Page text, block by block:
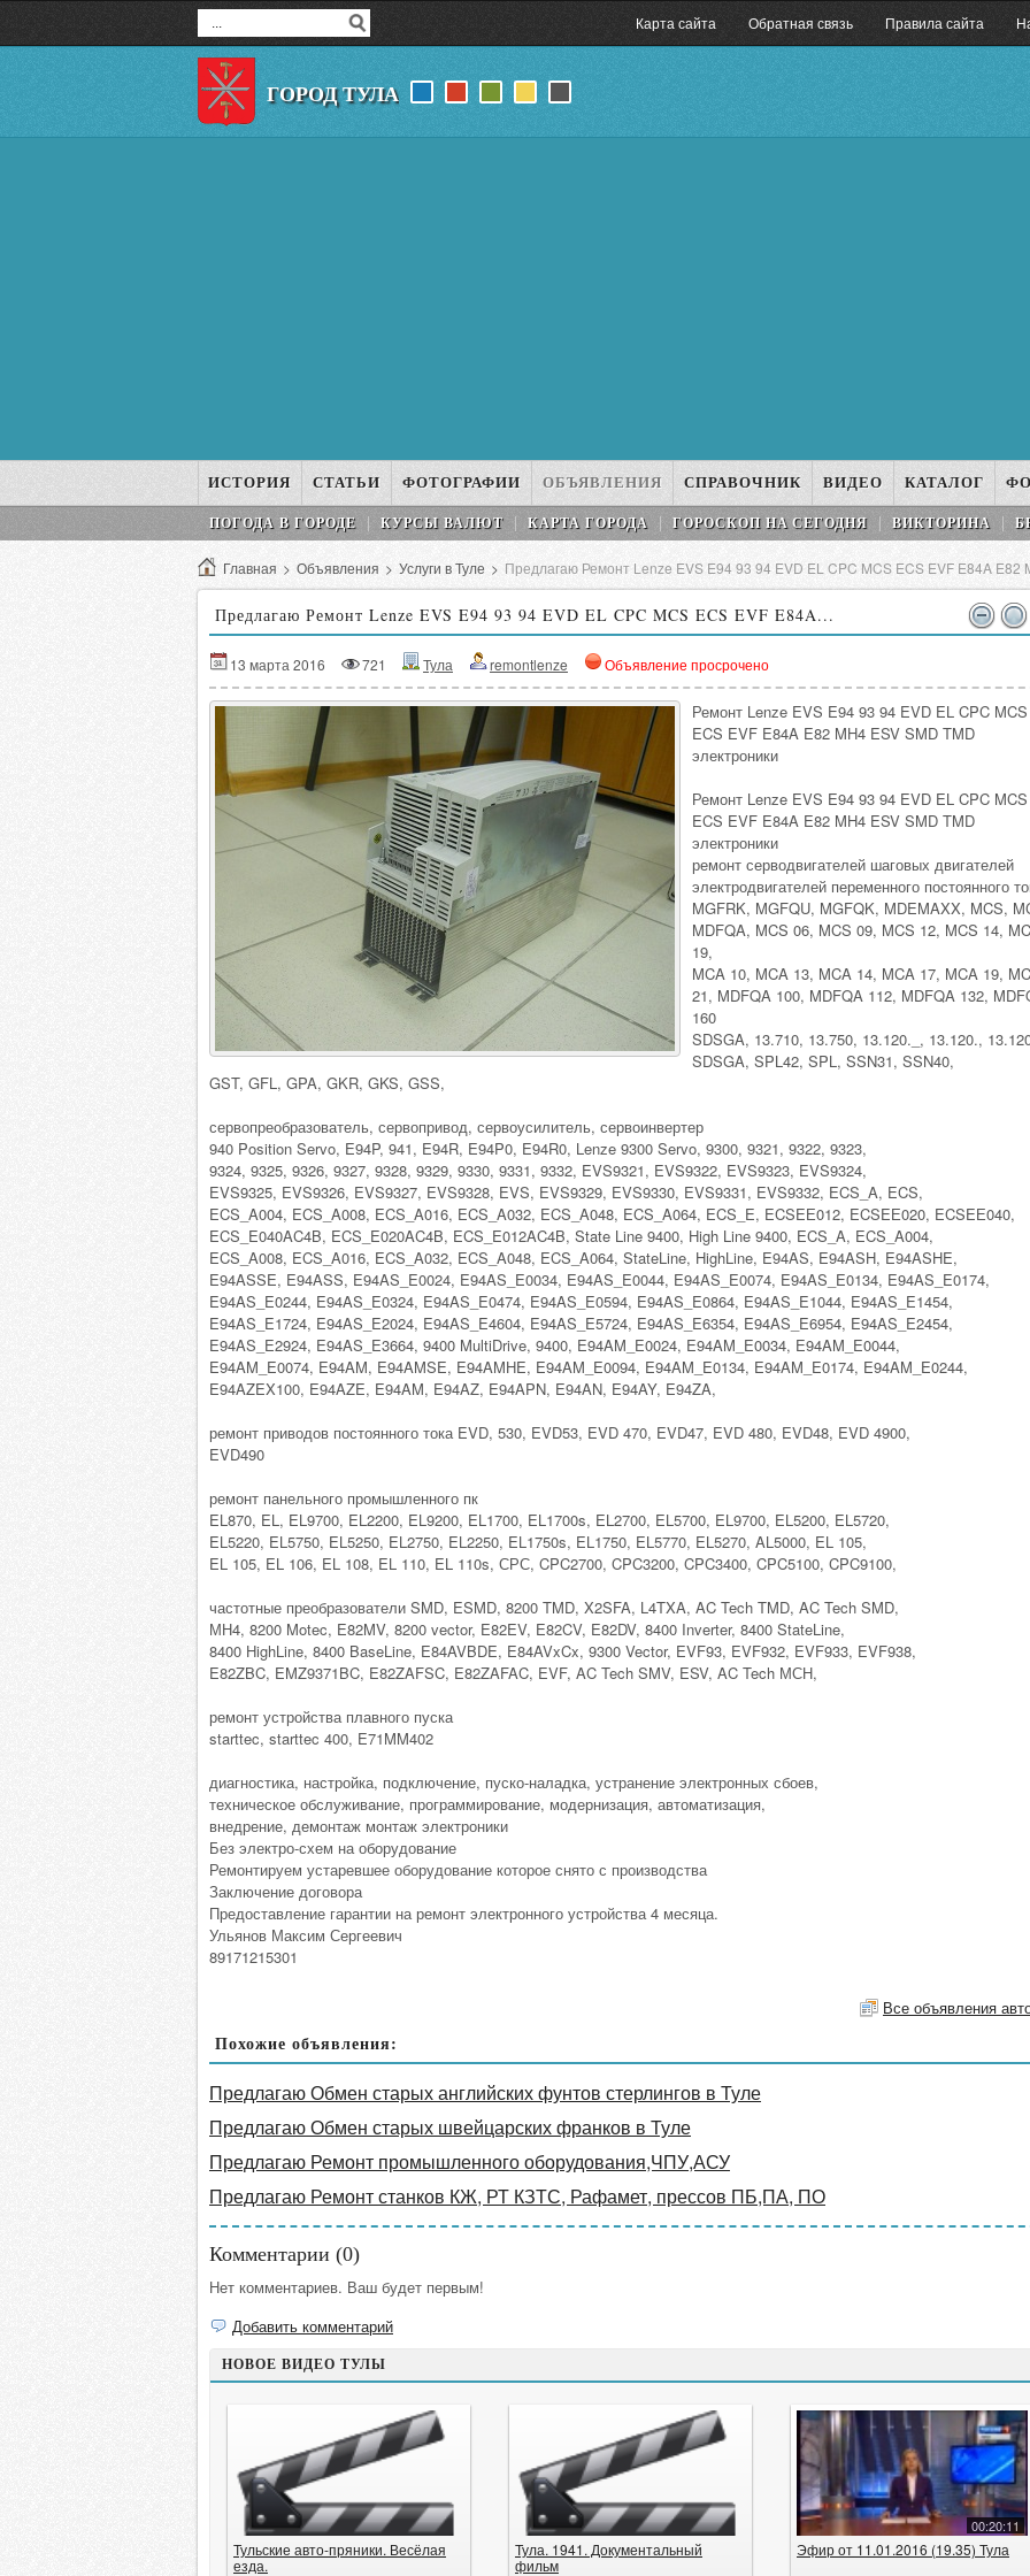
Карта сайта Обратная связь Правила сайта
ГОРОД ТУЛА
ИСТОРИЯ СТАТЬИ ФОТОГРАФИИ ОБЪЯВЛЕНИЯ СПРАВОЧНИК ВИДЕО КАТАЛОГ
ПОГОДА В ГОРОДЕ КУРСЫ ВАЛЮТ КАРТА ГОРОДА ГОРОСКОП НA СEГОДНЯ ВИКТОРИНА
Главная > Объявления > Услуги в Туле > Предлагаю Ремонт Lenze EVS E94 93 94 EVD EL CPC MCS ECS EVF E84A E82
Предлагаю Ремонт Lenze EVS E94 93 94 EVD EL CPC MCS ECS EVF E84A...
13 марта 2016 721 Тула remontlenze Объявление просрочено
Ремонт Lenze EVS E94 93 94 EVD EL CPC MCS
ECS EVF E84A E82 MH4 ESV SMD TMD
электроники
Ремонт Lenze EVS E94 93 94 EVD EL CPC MCS
ECS EVF E84A E82 MH4 ESV SMD TMD
электроники
ремонт серводвигателей шаговых двигателей
электродвигателей переменного постоянного
MGFRK, MGFQU, MGFQK, MDEMAXX, MCS,
MDFQA, MCS 06, MCS 09, MCS 12, MCS 14,
19,
MCA 10, MCA 13, MCA 14, MCA 17, MCA 19,
21, MDFQA 100, MDFQA 112, MDFQA 132,
160
SDSGA, 13.710, 13.750, 13.120._, 13.120.,
SDSGA, SPL42, SPL, SSN31, SSN40,
GST, GFL, GPA, GKR, GKS, GSS,
сервопреобразователь, сервопривод, сервоусилитель, сервоинвертер
940 Position Servo, E94P, 941, E94R, E94P0, E94R0, Lenze 9300 Servo, 9300, 9321, 9322, 9323,
9324, 9325, 9326, 9327, 9328, 9329, 9330, 9331, 9332, EVS9321, EVS9322, EVS9323, EVS9324,
EVS9325, EVS9326, EVS9327, EVS9328, EVS, EVS9329, EVS9330, EVS9331, EVS9332, ECS_A, ECS,
ECS_A004, ECS_A008, ECS_A016, ECS_A032, ECS_A048, ECS_A064, ECS_E, ECSEЕ012, ECSEЕ020, ECSEЕ040,
ECS_E040AC4B, ECS_E020AC4B, ECS_E012AC4B, State Line 9400, High Line 9400, ECS_A, ECS_A004,
ECS_A008, ECS_A016, ECS_A032, ECS_A048, ECS_A064, StateLine, HighLine, E94AS, E94ASH, E94ASHE,
E94ASSE, E94ASS, E94AS_E0024, E94AS_E0034, E94AS_E0044, E94AS_E0074, E94AS_E0134, E94AS_E0174,
E94AS_E0244, E94AS_E0324, E94AS_E0474, E94AS_E0594, E94AS_E0864, E94AS_E1044, E94AS_E1454,
E94AS_E1724, E94AS_E2024, E94AS_E4604, E94AS_E5724, E94AS_E6354, E94AS_E6954, E94AS_E2454,
E94AS_E2924, E94AS_E3664, 9400 MultiDrive, 9400, E94AM_E0024, E94AM_E0034, E94AM_E0044,
E94AM_E0074, E94AM, E94AMSE, E94AMHE, E94AM_E0094, E94AM_E0134, E94AM_E0174, E94AM_E0244,
E94AZEX100, E94AZE, E94AM, E94AZ, E94APN, E94AN, E94AY, E94ZA,
ремонт приводов постоянного тока EVD, 530, EVD53, EVD 470, EVD47, EVD 480, EVD48, EVD 4900,
EVD490
ремонт панельного промышленного пк
EL870, EL, EL9700, EL2200, EL9200, EL1700, EL1700s, EL2700, EL5700, EL9700, EL5200, EL5720,
EL5220, EL5750, EL5250, EL2750, EL2250, EL1750s, EL1750, EL5770, EL5270, AL5000, EL 105,
EL 105, EL 106, EL 108, EL 110, EL 110s, СРС, CPC2700, CPC3200, CPC3400, CPC5100, CPC9100,
частотные преобразователи SMD, ESMD, 8200 TMD, X2SFA, L4TXA, AC Tech TMD, AC Tech SMD,
МН4, 8200 Motec, E82MV, 8200 vector, E82EV, E82CV, E82DV, 8400 Inverter, 8400 StateLine,
8400 HighLine, 8400 BaseLine, E84AVBDE, E84AVxCx, 9300 Vector, EVF93, EVF932, EVF933, EVF938,
E82ZBC, EMZ9371BC, E82ZAFSC, E82ZAFAC, EVF, AC Tech SMV, ESV, AC Tech МСН,
ремонт устройства плавного пуска
starttec, starttec 400, E71MM402
диагностика, настройка, подключение, пуско-наладка, устранение электронных сбоев,
техническое обслуживание, программирование, модернизация, автоматизация,
внедрение, демонтаж монтаж электроники
Без электро-схем на оборудование
Ремонтируем устаревшее оборудование которое снято с производства
Заключение договора
Предоставление гарантии на ремонт электронного устройства 4 месяца.
Ульянов Максим Сергеевич
89171215301
Все объявления
Похожие объявления:
Предлагаю Обмен старых английских фунтов стерлингов в Туле
Предлагаю Обмен старых швейцарских франков в Туле
Предлагаю Ремонт промышленного оборудования,ЧПУ,АСУ
Предлагаю Ремонт станков КЖ, РТ КЗТС, Рафамет, прессов ПБ,ПА, ПО
Комментарии (0)
Нет комментариев. Ваш будет первым!
Добавить комментарий
НОВОЕ ВИДЕО ТУЛЫ
Тульские авто-пряники. Весёлая
езда.
Тула. 1941. Документальный
фильм
00:20:11
Эфир от 11.01.2016 (19.35) Тула